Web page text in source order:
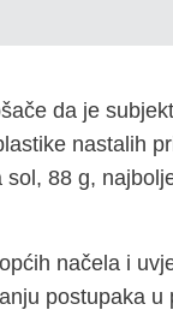
da je
nastalih
88 g,
načela i
postupaka u